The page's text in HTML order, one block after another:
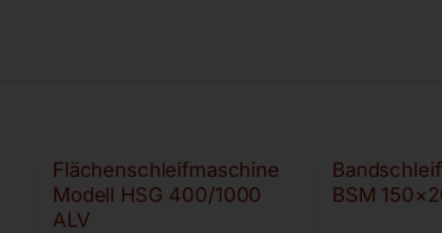
Flächenschleifmaschine
Modell HSG 400/1000
ALV
BSM